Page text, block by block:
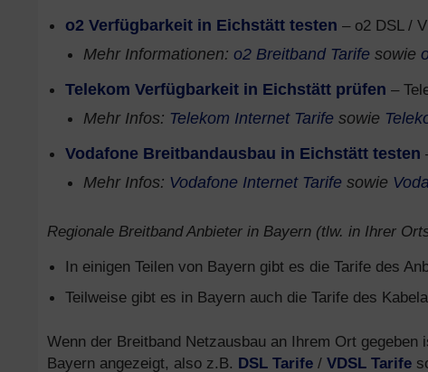
o2 Verfügbarkeit in Eichstätt testen – o2 DSL /
Mehr Informationen: o2 Breitband Tarife sowie
Telekom Verfügbarkeit in Eichstätt prüfen –
Mehr Infos: Telekom Internet Tarife sowie
Vodafone Breitbandausbau in Eichstätt testen
Mehr Infos: Vodafone Internet Tarife sowie
Regionale Breitband Anbieter in Bayern (tlw. in Ihrer
In einigen Teilen von Bayern gibt es die Tarife des
Teilweise gibt es in Bayern auch die Tarife des
Wenn der Breitband Netzausbau an Ihrem Ort
Bayern angezeigt, also z.B. DSL Tarife / VDSL Tarife